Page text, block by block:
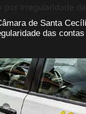
de Santa
das contas